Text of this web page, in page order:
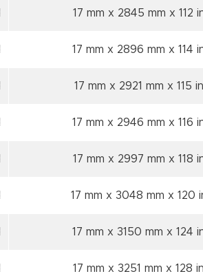
17 mm x 2845 mm x 112
17 mm x 2896 mm x 114
17 mm x 2921 mm x 115
17 mm x 2946 mm x 116
17 mm x 2997 mm x 118
17 mm x 3048 mm x 120
17 mm x 3150 mm x 124
17 mm x 3251 mm x 128